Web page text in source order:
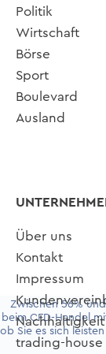
Zwischen 56%
beim CFD-Handel
ob Sie es sich
Politik
Wirtschaft
Börse
Sport
Boulevard
Ausland
Über uns
Kontakt
Impressum
Nachhaltigkeit
trading-